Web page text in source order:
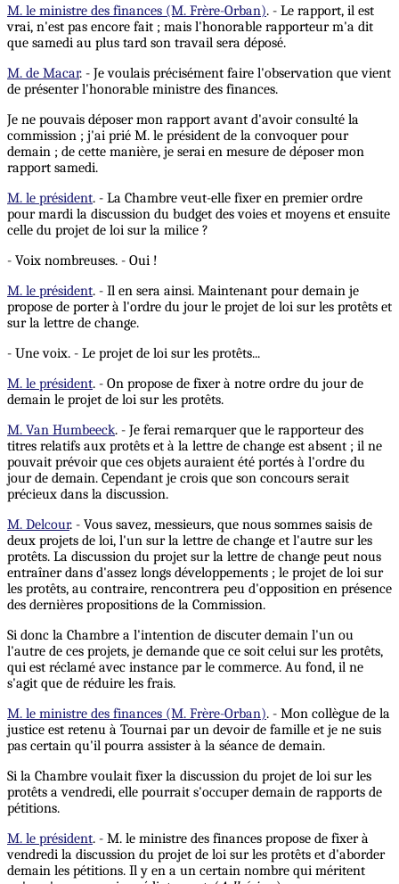
M. le ministre des finances (M. Frère-Orban). - Le rapport, il est
vrai, n'est pas encore fait ; mais l'honorable rapporteur m'a dit
que samedi au plus tard son travail sera déposé.
M. de Macar. - Je voulais précisément faire l'observation que vient
de présenter l'honorable ministre des finances.
Je ne pouvais déposer mon rapport avant d'avoir consulté la
commission ; j'ai prié M. le président de la convoquer pour
demain ; de cette manière, je serai en mesure de déposer mon
rapport samedi.
M. le président. - La Chambre veut-elle fixer en premier ordre
pour mardi la discussion du budget des voies et moyens et ensuite
celle du projet de loi sur la milice ?
- Voix nombreuses. - Oui !
M. le président. - Il en sera ainsi. Maintenant pour demain je
propose de porter à l'ordre du jour le projet de loi sur les protêts et
sur la lettre de change.
- Une voix. - Le projet de loi sur les protêts...
M. le président. - On propose de fixer à notre ordre du jour de
demain le projet de loi sur les protêts.
M. Van Humbeeck. - Je ferai remarquer que le rapporteur des
titres relatifs aux protêts et à la lettre de change est absent ; il ne
pouvait prévoir que ces objets auraient été portés à l'ordre du
jour de demain. Cependant je crois que son concours serait
précieux dans la discussion.
M. Delcour. - Vous savez, messieurs, que nous sommes saisis de
deux projets de loi, l'un sur la lettre de change et l'autre sur les
protêts. La discussion du projet sur la lettre de change peut nous
entraîner dans d'assez longs développements ; le projet de loi sur
les protêts, au contraire, rencontrera peu d'opposition en présence
des dernières propositions de la Commission.
Si donc la Chambre a l'intention de discuter demain l'un ou
l'autre de ces projets, je demande que ce soit celui sur les protêts,
qui est réclamé avec instance par le commerce. Au fond, il ne
s'agit que de réduire les frais.
M. le ministre des finances (M. Frère-Orban). - Mon collègue de la
justice est retenu à Tournai par un devoir de famille et je ne suis
pas certain qu'il pourra assister à la séance de demain.
Si la Chambre voulait fixer la discussion du projet de loi sur les
protêts a vendredi, elle pourrait s'occuper demain de rapports de
pétitions.
M. le président. - M. le ministre des finances propose de fixer à
vendredi la discussion du projet de loi sur les protêts et d'aborder
demain les pétitions. Il y en a un certain nombre qui méritent